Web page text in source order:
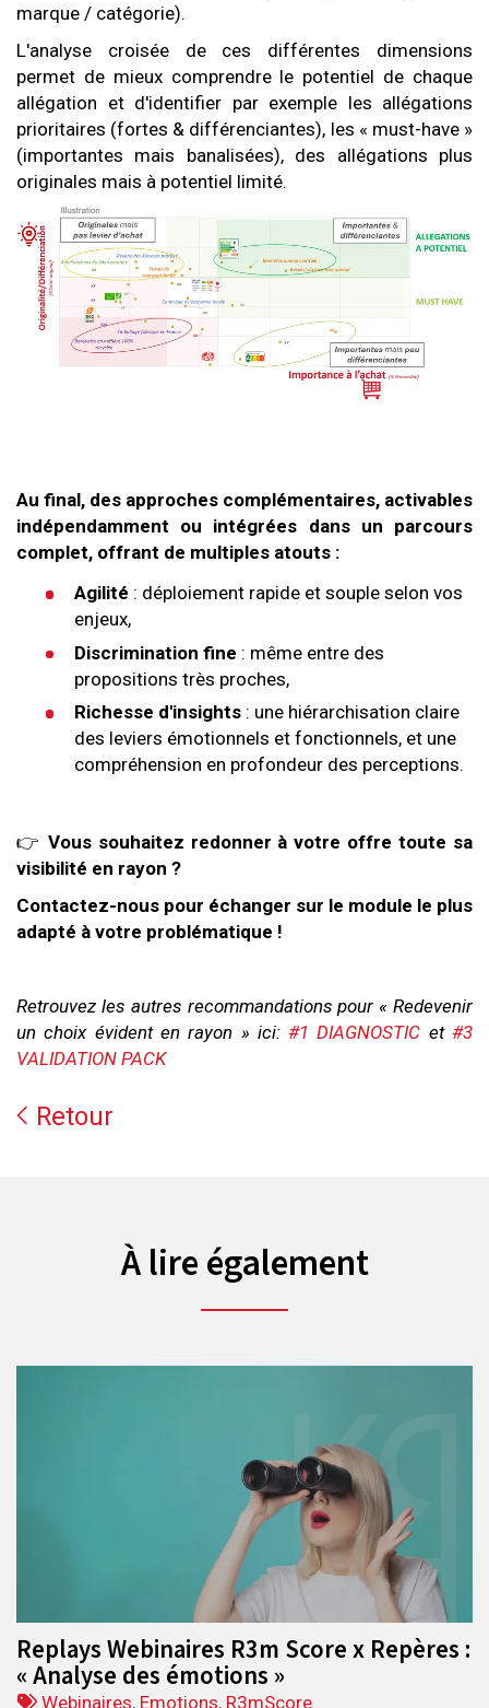
marque / catégorie).
L'analyse croisée de ces différentes dimensions
permet de mieux comprendre le potentiel de chaque
allégation et d'identifier par exemple les allégations
prioritaires (fortes & différenciantes), les « must-have »
(importantes mais banalisées), des allégations plus
originales mais à potentiel limité.
Au final, des approches complémentaires, activables
indépendamment ou intégrées dans un parcours
complet, offrant de multiples atouts :
Agilité : déploiement rapide et souple selon vos
enjeux,
Discrimination fine : même entre des
propositions très proches,
Richesse d'insights : une hiérarchisation claire
des leviers émotionnels et fonctionnels, et une
compréhension en profondeur des perceptions.
👉 Vous souhaitez redonner à votre offre toute sa
visibilité en rayon ?
Contactez-nous pour échanger sur le module le plus
adapté à votre problématique !
Retrouvez les autres recommandations pour « Redevenir
un choix évident en rayon » ici:#1 DIAGNOSTIC et#3
VALIDATION PACK
Retour
À lire également
Replays Webinaires R3m Score x Repères :
« Analyse des émotions »
Tags
Webinaires, Emotions, R3mScore